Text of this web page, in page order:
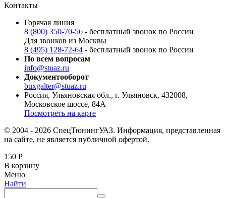
Контакты
Горячая линия
8 (800) 350-70-56 - бесплатный звонок по России
Для звонков из Москвы
8 (495) 128-72-64 - бесплатный звонок по России
По всем вопросам
info@stuaz.ru
Документооборот
buxgalter@stuaz.ru
Россия, Ульяновская обл., г. Ульяновск, 432008,
Московское шоссе, 84А
Посмотреть на карте
© 2004 - 2026 СпецТюнингУАЗ. Информация, представленная
на сайте, не является публичной офертой.
150 Р
В корзину
Меню
Найти